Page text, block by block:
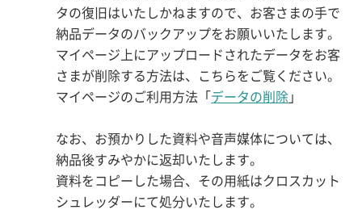
タの復旧はいたしかねますので、お客さまの手で
納品データのバックアップをお願いいたします。
マイページ上にアップロードされたデータをお客
さまが削除する方法は、こちらをご覧ください。
マイページのご利用方法「 データの削除 」
なお、お預かりした資料や音声媒体については、
納品後すみやかに返却いたします。
資料をコピーした場合、その用紙はクロスカット
シュレッダーにて処分いたします。